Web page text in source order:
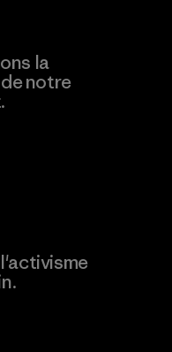
la
notre